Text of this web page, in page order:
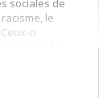
le
ci
santé
possède
et